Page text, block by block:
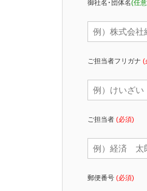
御社名･団体名(任
ご担当者フリガナ (
ご担当者 (必須)
郵便番号 (必須)